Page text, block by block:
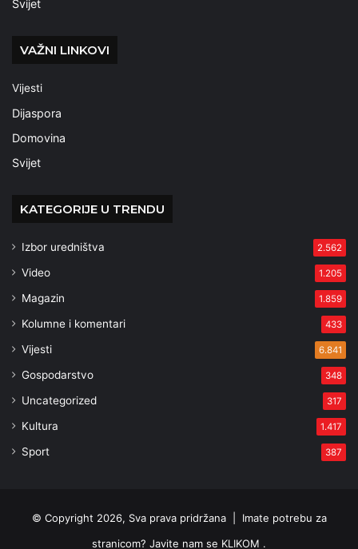
Svijet
VAŽNI LINKOVI
Vijesti
Dijaspora
Domovina
Svijet
KATEGORIJE U TRENDU
Izbor uredništva 2.562
Video 1.205
Magazin 1.859
Kolumne i komentari 433
Vijesti 6.841
Gospodarstvo 348
Uncategorized 317
Kultura 1.417
Sport 387
© Copyright 2026, Sva prava pridržana | Imate potrebu za
stranicom? Javite nam se KLIKOM .